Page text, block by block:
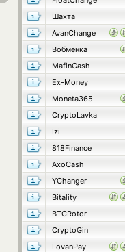
Шахта
AvanChange
Вобменка
MafinCash
Ex-Money
Moneta365
CryptoLavka
Izi
818Finance
AxoCash
YChanger
Bitality
BTCRotor
CryptoGin
LovanPay